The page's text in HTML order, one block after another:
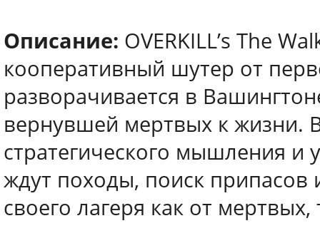
Описание: OVERKILL’s The
кооперативный шутер от
разворачивается в
вернувшей мертвых к жизни.
стратегического мышления и
ждут походы, поиск
своего лагеря как от